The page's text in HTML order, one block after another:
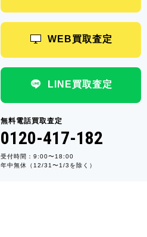
WEB買取査定
LINE買取査定
無料電話買取査定
0120-417-182
受付時間：9:00〜18:00
年中無休（12/31〜1/3を除く）